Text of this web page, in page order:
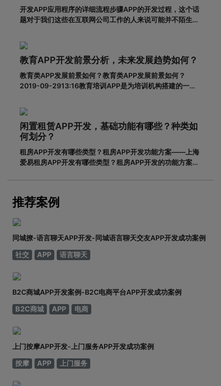
开发APP应用程序的详细流程步骤APP的开发过程，这个话
题对于我们这些在互联网公司工作的人来说可能并不陌生，
了。其实，APP开发的流程并不复杂，接下来就带大家一起
看一下一套完整的APP开发流程包含哪些步骤。一、基本功
能需求阶段0
教育APP开发前景分析，未来发展趋势如何？
教育类APP发展前景如何？教育类APP发展前景如何？
2019-09-2913:16教育培训APP是为培训机构搭建的一个
的来了吗？据调查，截至2018年6月，我国网民规模达8.02
亿，普及率57.7%。其中，手机网民规模已达7.8
闲置租赁APP开发，基础功能有哪些？种类如
何划分？
租房APP开发有哪些类型？租房APP开发功能方案——上海
爱易租房APP开发有哪些类型？租房APP开发的功能方案
推荐案例
同城撩-语言聊天APP开发-同城语言聊天交友APP开发成功案例
社交
APP 语言聊天
B2C商城APP开发案例-B2C电商平台APP开发成功案例
B2C商城
APP 电商
上门按摩APP开发-上门服务APP开发成功案例
按摩
APP 上门服务